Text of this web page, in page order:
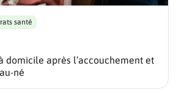
santé
domicile après l’accouchement et
né